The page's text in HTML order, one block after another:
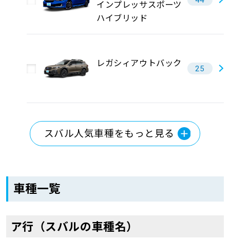
インプレッサスポーツ
ハイブリッド
レガシィアウトバック 25
スバル人気車種をもっと見る
車種一覧
ア行（スバルの車種名）